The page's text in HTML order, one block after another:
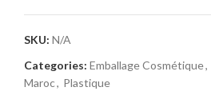
SKU: N/A
Categories: Emballage Cosmétique,
Maroc, Plastique